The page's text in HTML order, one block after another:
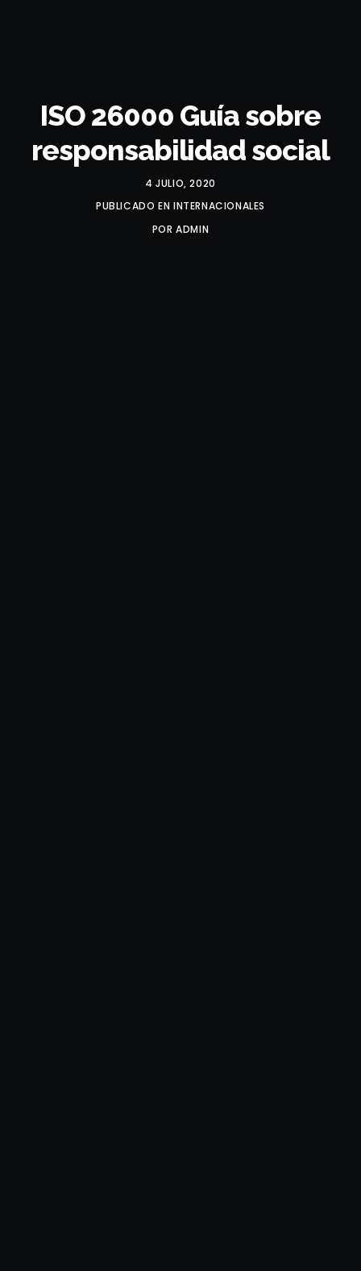
ISO 26000 Guía sobre
responsabilidad social
4 JULIO, 2020
PUBLICADO EN INTERNACIONALES
PORADMIN